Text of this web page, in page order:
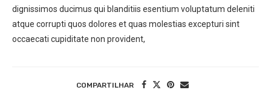
dignissimos ducimus qui blanditiis esentium voluptatum deleniti
atque corrupti quos dolores et quas molestias excepturi sint
occaecati cupiditate non provident,
COMPARTILHAR